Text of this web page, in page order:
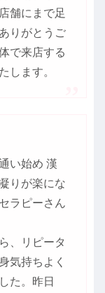
舗にまで足
りがとうご
で来店する
します。
い始め 漢
りが楽にな
ラピーさん
、リピータ
気持ちよく
た。昨日